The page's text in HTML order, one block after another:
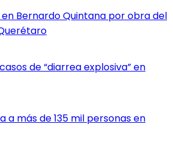
Bernardo Quintana por obra del
de “diarrea explosiva” en
a más de 135 mil personas en